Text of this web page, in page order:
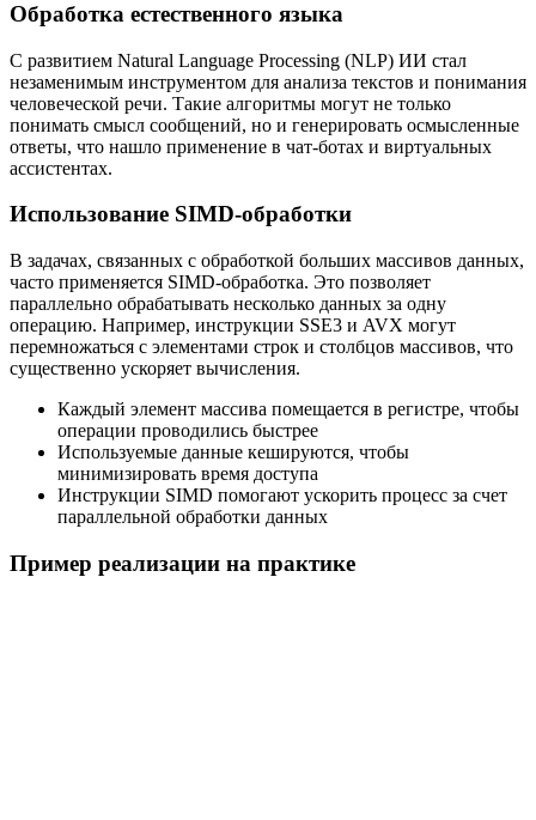
Обработка естественного языка
С развитием Natural Language Processing (NLP) ИИ стал
незаменимым инструментом для анализа текстов и понимания
человеческой речи. Такие алгоритмы могут не только
понимать смысл сообщений, но и генерировать осмысленные
ответы, что нашло применение в чат-ботах и виртуальных
ассистентах.
Использование SIMD-обработки
В задачах, связанных с обработкой больших массивов данных,
часто применяется SIMD-обработка. Это позволяет
параллельно обрабатывать несколько данных за одну
операцию. Например, инструкции SSE3 и AVX могут
перемножаться с элементами строк и столбцов массивов, что
существенно ускоряет вычисления.
Каждый элемент массива помещается в регистре, чтобы
операции проводились быстрее
Используемые данные кешируются, чтобы
минимизировать время доступа
Инструкции SIMD помогают ускорить процесс за счет
параллельной обработки данных
Пример реализации на практике